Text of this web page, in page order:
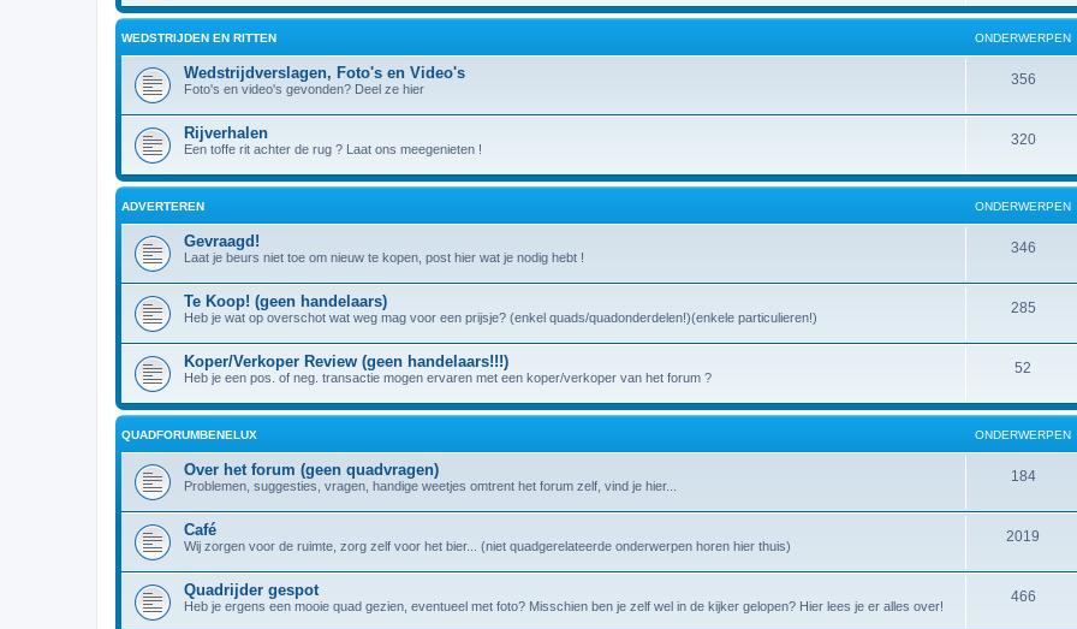
WEDSTRIJDEN EN RITTEN ONDERWERPEN
Wedstrijdverslagen, Foto's en Video's
Foto's en video's gevonden? Deel ze hier
356
Rijverhalen
Een toffe rit achter de rug ? Laat ons meegenieten !
320
ADVERTEREN ONDERWERPEN
Gevraagd!
Laat je beurs niet toe om nieuw te kopen, post hier wat je nodig hebt !
346
Te Koop! (geen handelaars)
Heb je wat op overschot wat weg mag voor een prijsje? (enkel quads/quadonderdelen!)(enkele particulieren!)
285
Koper/Verkoper Review (geen handelaars!!!)
Heb je een pos. of neg. transactie mogen ervaren met een koper/verkoper van het forum ?
52
QUADFORUMBENELUX ONDERWERPEN
Over het forum (geen quadvragen)
Problemen, suggesties, vragen, handige weetjes omtrent het forum zelf, vind je hier...
184
Café
Wij zorgen voor de ruimte, zorg zelf voor het bier... (niet quadgerelateerde onderwerpen horen hier thuis)
2019
Quadrijder gespot
Heb je ergens een mooie quad gezien, eventueel met foto? Misschien ben je zelf wel in de kijker gelopen? Hier lees je er alles over!
466